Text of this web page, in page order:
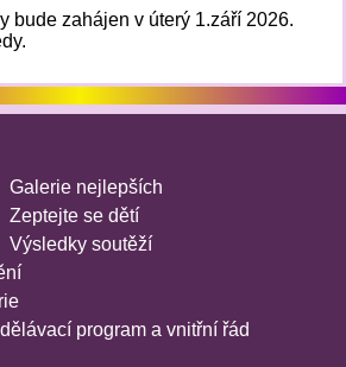
bude zahájen v úterý 1.září 2026.
Galerie nejlepších
Zeptejte se dětí
Výsledky soutěží
program a vnitřní řád